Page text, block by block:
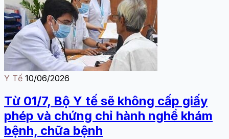
Y Tế 10/06/2026
Từ 01/7, Bộ Y tế sẽ không cấp giấy
phép và chứng chỉ hành nghề khám
bệnh, chữa bệnh